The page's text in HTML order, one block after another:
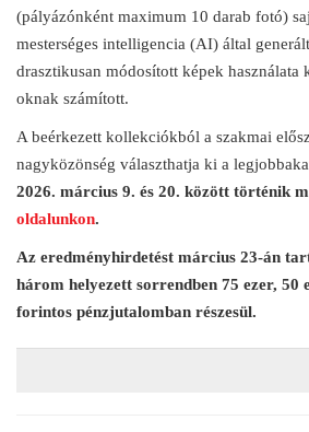
(pályázónként maximum 10 darab fotó)
mesterséges intelligencia (AI) által
drasztikusan módosított képek használata
oknak számított.
A beérkezett kollekciókból a szakmai
nagyközönség választhatja ki a
2026. március 9. és 20. között történik
oldalunkon.
Az eredményhirdetést március 23-án
három helyezett sorrendben 75 ezer, 50
forintos pénzjutalomban részesül.